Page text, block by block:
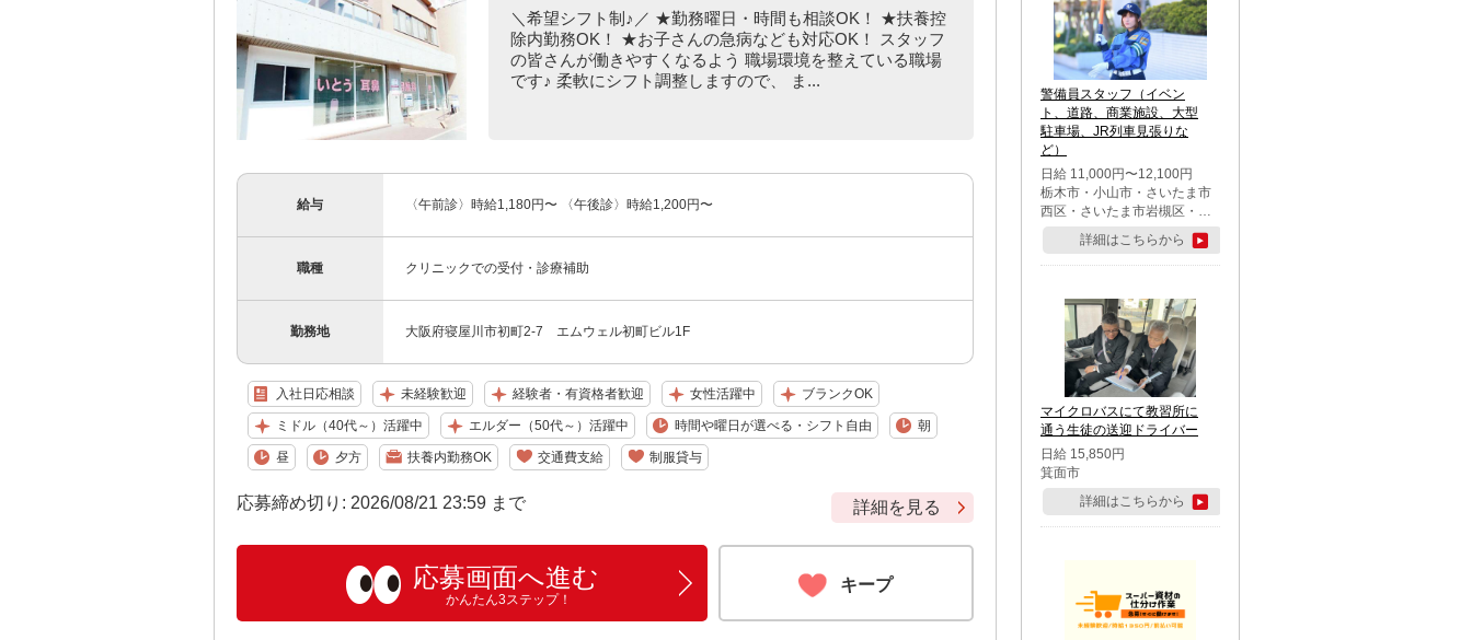
＼希望シフト制♪／ ★勤務曜日・時間も相談OK！ ★扶養控
除内勤務OK！ ★お子さんの急病なども対応OK！ スタッフ
の皆さんが働きやすくなるよう 職場環境を整えている職場
です♪ 柔軟にシフト調整しますので、 ま...
給与 〈午前診〉時給1,180円〜 〈午後診〉時給1,200円〜
職種 クリニックでの受付・診療補助
勤務地 大阪府寝屋川市初町2-7 エムウェル初町ビル1F
入社日応相談 未経験歓迎 経験者・有資格者歓迎 女性活躍中 ブランクOK
ミドル（40代～）活躍中 エルダー（50代～）活躍中 時間や曜日が選べる・シフト自由 朝
昼 夕方 扶養内勤務OK 交通費支給 制服貸与
応募締め切り: 2026/08/21 23:59 まで 詳細を見る
応募画面へ進む
かんたん3ステップ！
キープ
警備員スタッフ（イベン
ト、道路、商業施設、大型
駐車場、JR列車見張りな
ど）
日給 11,000円〜12,100円
栃木市・小山市・さいたま市
西区・さいたま市岩槻区・久
喜市・蓮田市
詳細はこちらから
マイクロバスにて教習所に
通う生徒の送迎ドライバー
日給 15,850円
箕面市
詳細はこちらから